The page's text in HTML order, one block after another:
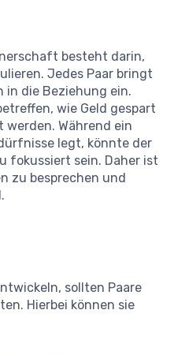
besteht darin,
Jedes Paar bringt
die Beziehung ein.
wie Geld gespart
Während ein
legt, könnte der
fokussiert sein. Daher ist
zu besprechen und
sollten Paare
Hierbei können sie